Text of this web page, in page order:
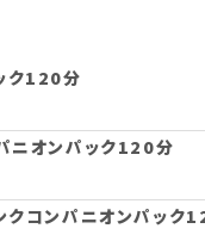
ク120分
ニオンパック120分
クコンパニオンパック